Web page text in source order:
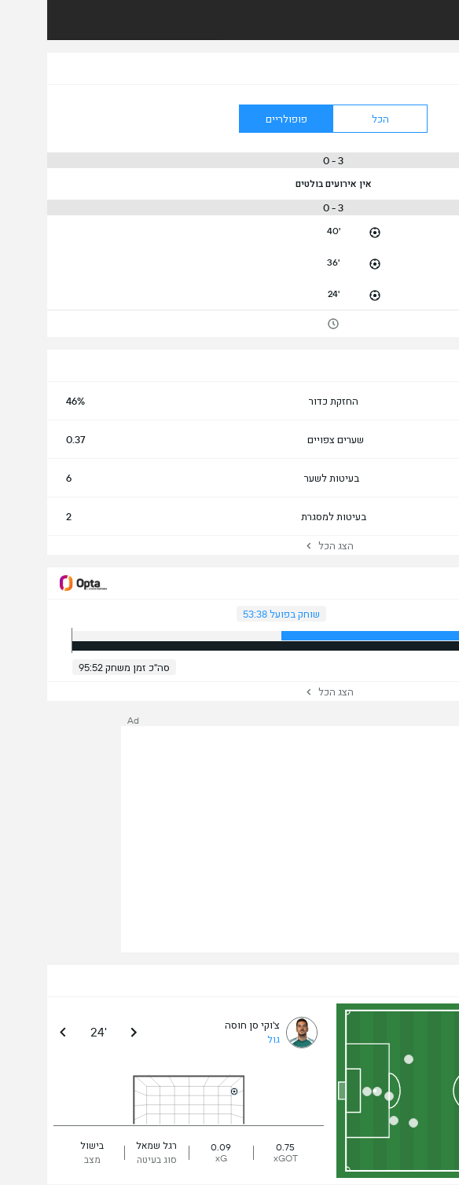
הכל פופולריים
3 - 0
אין אירועים בולטים
3 - 0
40'
36'
24'
החזקת כדור 46%
שערים צפויים 0.37
בעיטות לשער 6
בעיטות למסגרת 2
הצג הכל
שוחק בפועל 53:38
סה"כ זמן משחק 95:52
הצג הכל
צ'וקי סן חוסה
גול 24'
בישול
מצב
רגל שמאל
סוג בעיטה
0.09
xG
0.75
xGOT
Ad